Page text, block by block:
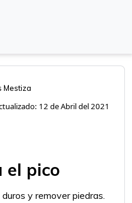
Mestiza
12 de Abril del 2021
el pico
y remover piedras.